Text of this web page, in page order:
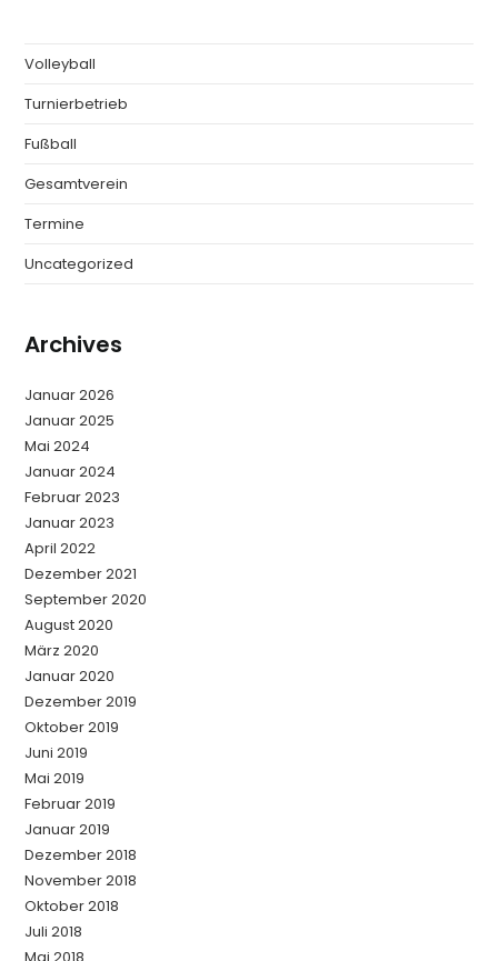
Volleyball
Turnierbetrieb
Fußball
Gesamtverein
Termine
Uncategorized
Archives
Januar 2026
Januar 2025
Mai 2024
Januar 2024
Februar 2023
Januar 2023
April 2022
Dezember 2021
September 2020
August 2020
März 2020
Januar 2020
Dezember 2019
Oktober 2019
Juni 2019
Mai 2019
Februar 2019
Januar 2019
Dezember 2018
November 2018
Oktober 2018
Juli 2018